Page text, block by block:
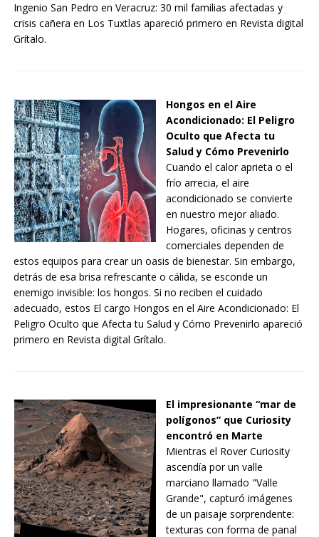
Ingenio San Pedro en Veracruz: 30 mil familias afectadas y
crisis cañera en Los Tuxtlas apareció primero en Revista digital
Grítalo.
Hongos en el Aire
Acondicionado: El Peligro
Oculto que Afecta tu
Salud y Cómo Prevenirlo
Cuando el calor aprieta o el
frío arrecia, el aire
acondicionado se convierte
en nuestro mejor aliado.
Hogares, oficinas y centros
comerciales dependen de
estos equipos para crear un oasis de bienestar. Sin embargo,
detrás de esa brisa refrescante o cálida, se esconde un
enemigo invisible: los hongos. Si no reciben el cuidado
adecuado, estos El cargo Hongos en el Aire Acondicionado: El
Peligro Oculto que Afecta tu Salud y Cómo Prevenirlo apareció
primero en Revista digital Grítalo.
El impresionante “mar de
polígonos” que Curiosity
encontró en Marte
Mientras el Rover Curiosity
ascendía por un valle
marciano llamado "Valle
Grande", capturó imágenes
de un paisaje sorprendente:
texturas con forma de panal